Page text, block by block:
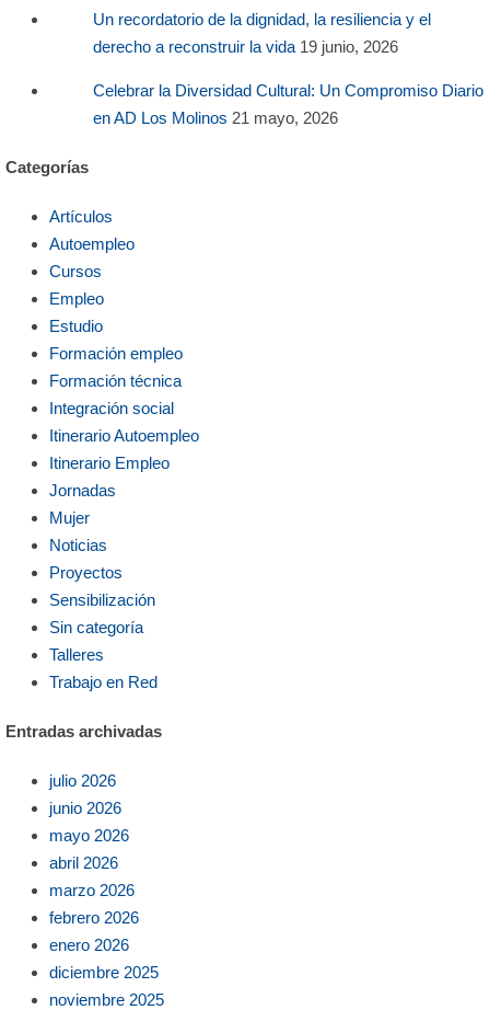
Un recordatorio de la dignidad, la resiliencia y el
derecho a reconstruir la vida 19 junio, 2026
Celebrar la Diversidad Cultural: Un Compromiso Diario
en AD Los Molinos 21 mayo, 2026
Categorías
Artículos
Autoempleo
Cursos
Empleo
Estudio
Formación empleo
Formación técnica
Integración social
Itinerario Autoempleo
Itinerario Empleo
Jornadas
Mujer
Noticias
Proyectos
Sensibilización
Sin categoría
Talleres
Trabajo en Red
Entradas archivadas
julio 2026
junio 2026
mayo 2026
abril 2026
marzo 2026
febrero 2026
enero 2026
diciembre 2025
noviembre 2025